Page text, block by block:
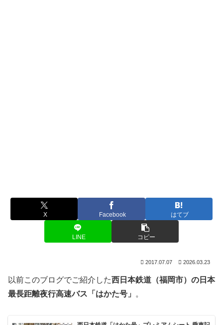
X Facebook はてブ
LINE コピー
2017.07.07 2026.03.23
以前このブログでご紹介した西日本鉄道（福岡市）の日本
最長距離夜行高速バス「はかた号」
。